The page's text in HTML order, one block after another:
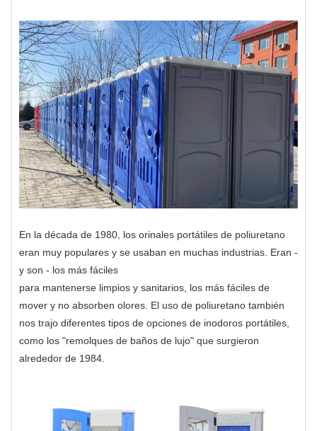
En la década de 1980, los orinales portátiles de poliuretano
eran muy populares y se usaban en muchas industrias. Eran -
y son - los más fáciles
para mantenerse limpios y sanitarios, los más fáciles de
mover y no absorben olores. El uso de poliuretano también
nos trajo diferentes tipos de opciones de inodoros portátiles,
como los "remolques de baños de lujo" que surgieron
alrededor de 1984.